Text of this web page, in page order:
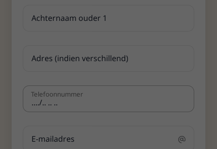
Telefoon­nummer